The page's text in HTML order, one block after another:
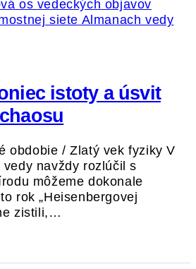
istoty a úsvit
obdobie / Zlatý vek fyziky V
navždy rozlúčil s
môžeme dokonale
rok „Heisenbergovej
zistili,…